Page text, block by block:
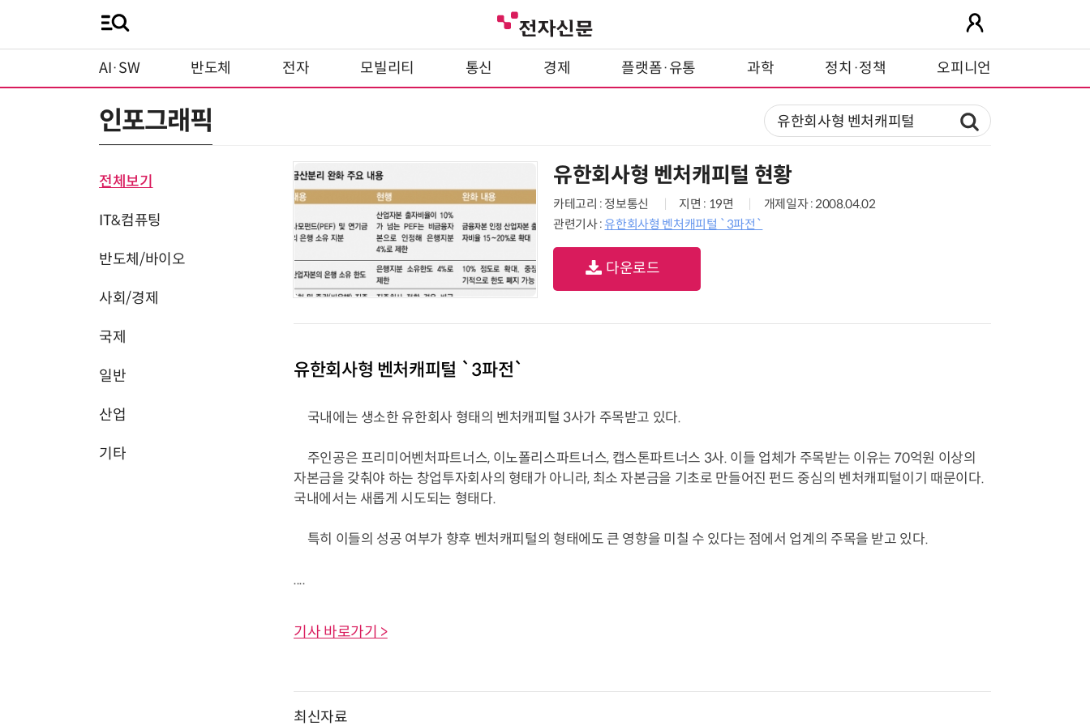
AI·SW 반도체 전자 모빌리티 통신 경제 플랫폼·유통 과학 정치·정책 오피니언
인포그래픽
전체보기
IT&컴퓨팅
반도체/바이오
사회/경제
국제
일반
산업
기타
유한회사형 벤처캐피털 현황
카테고리 : 정보통신 지면 : 19면
개제일자 : 2008.04.02
관련기사 : 유한회사형 벤처캐피털 `3파전`
다운로드
유한회사형 벤처캐피털 `3파전`
국내에는 생소한 유한회사 형태의 벤처캐피털 3사가 주목받고 있다.
주인공은 프리미어벤처파트너스, 이노폴리스파트너스, 캡스톤파트너스 3사. 이들 업체가 주목받는 이유는 70억원 이상의
자본금을 갖춰야 하는 창업투자회사의 형태가 아니라, 최소 자본금을 기초로 만들어진 펀드 중심의 벤처캐피털이기 때문이다.
국내에서는 새롭게 시도되는 형태다.
특히 이들의 성공 여부가 향후 벤처캐피털의 형태에도 큰 영향을 미칠 수 있다는 점에서 업계의 주목을 받고 있다.
....
기사 바로가기 >
최신자료